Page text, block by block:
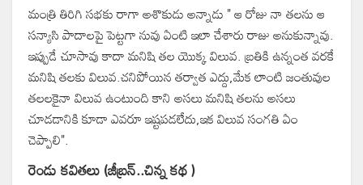
మంత్రి తిరిగి సభకు రాగా అశొకుడు అన్నాడు " ఆ రోజు నా తలను ఆ
సన్యాసి పాదాలపై పెట్టగా నువు ఏంటి ఇలా చేశారు రాజు అనుకున్నావు.
ఇప్పుడే చూసావు కాదా మనిషి తల యొక్క విలువ. బ్రతికి ఉన్నంత వరకే
మనిషి తలకు విలువ.చనిపోయిన తర్వాత ఎద్దు,మేక లాంటి జంతువుల
తలలకైనా విలువ ఉంటుంది కాని అసలు మనిషి తలను అసలు
చూడడానికి కూడా ఎవరూ ఇష్టపడలేదు,ఇక విలువ సంగతి ఏం
చెప్పాలి".
రెండు కవితలు (జీబ్రన్..చిన్న కథ )